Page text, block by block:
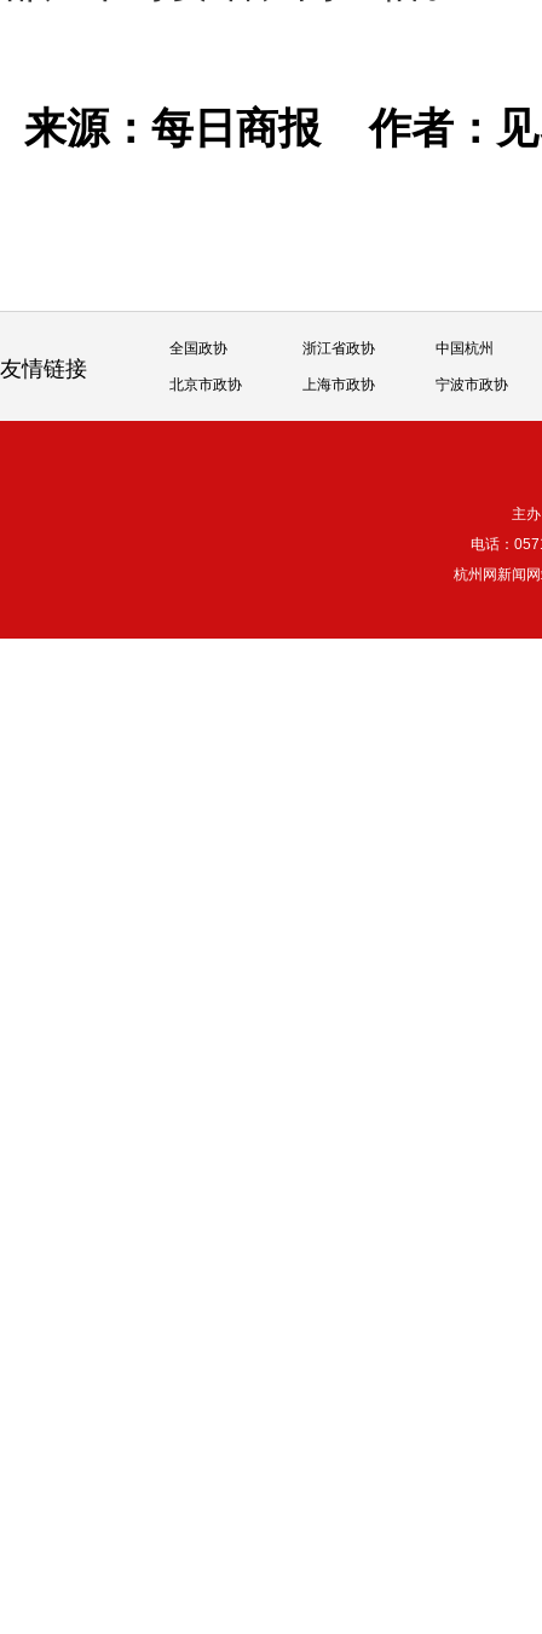
来源：每日商报作者：
友情链接
全国政协 浙江省政协 中国杭州
北京市政协 上海市政协 宁波市政协
主
电话：
杭州网新闻